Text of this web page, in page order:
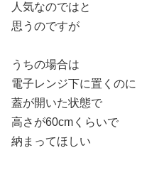
人気なのではと
思うのですが
うちの場合は
電子レンジ下に置くのに
蓋が開いた状態で
高さが60cmくらいで
納まってほしい